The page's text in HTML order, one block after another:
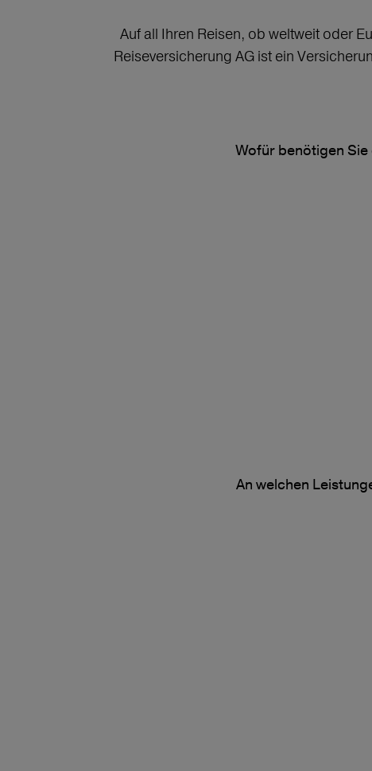
Auf all Ihren Reisen, ob weltweit oder
Reiseversicherung AG ist ein
Wofür benötigen
An welchen